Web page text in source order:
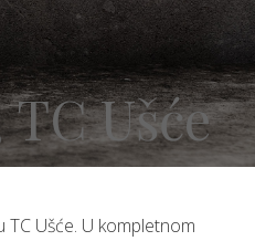
Ušće
Ušće. U kompletnom